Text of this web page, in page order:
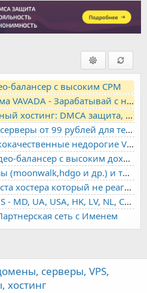
балансер с высоким CPM
Партнерская программа VAVADA - Зарабатывай с нами!
DarkHost - Ваш надежный хостинг: DMCA защита, лояльность, анонимность
LITE.HOST - хостинг и серверы от 99 рублей для тех, кто любит не переплачивать. Доступ по SSH, поддержка PHP, GIT, COMPOSER, сертификаты Let's Encrypt
✅ rdp.monster | высококачественные недорогие VPS, RDP - выделенные серверы
Videoseed - новый видео-балансер с высоким доходом
Популярные кино базы (moonwalk,hdgo и др.) и торренты в одном плеере для вашего сайта
Посоветуйте пожалуйста хостера который не реагирует на ркн
THE.HOSTING - VPS/VDS - MD, UA, USA, HK, LV, NL, CA, DE, SK, CZE, GB, IL, TR, PL, BG, RO, IT, FL, HU, PT.
сеть с Именем
серверы, VPS,
хостинг